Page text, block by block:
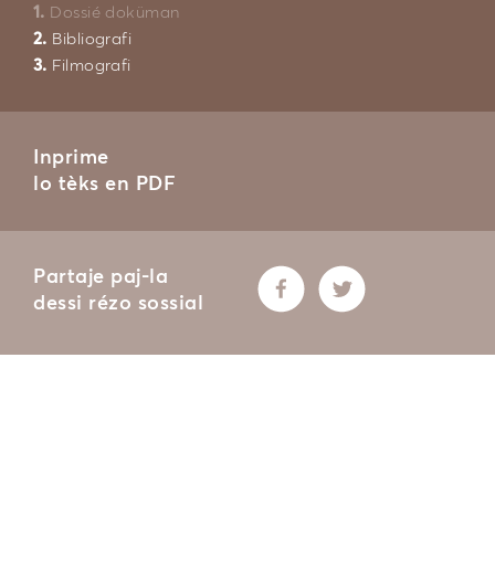
1. Dossié doküman
2. Bibliografi
3. Filmografi
Inprime
lo tèks en PDF
Partaje paj-la
dessi rézo sossial